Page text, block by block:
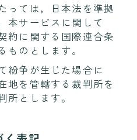
っては，日本法を準拠
本サービスに関して
約に関する国際連合条
ものとします。
紛争が生じた場合に
地を管轄する裁判所を
所とします。